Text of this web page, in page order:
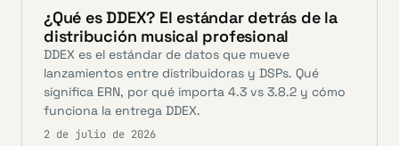
¿Qué es DDEX? El estándar detrás de la
distribución musical profesional
DDEX es el estándar de datos que mueve
lanzamientos entre distribuidoras y DSPs. Qué
significa ERN, por qué importa 4.3 vs 3.8.2 y cómo
funciona la entrega DDEX.
2 de julio de 2026